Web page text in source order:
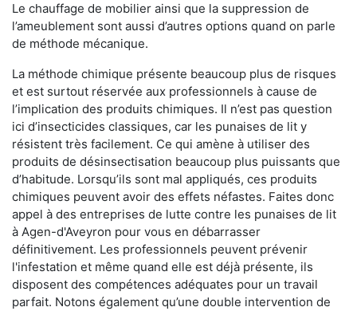
Le chauffage de mobilier ainsi que la suppression de
l’ameublement sont aussi d’autres options quand on parle
de méthode mécanique.
La méthode chimique présente beaucoup plus de risques
et est surtout réservée aux professionnels à cause de
l’implication des produits chimiques. Il n’est pas question
ici d’insecticides classiques, car les punaises de lit y
résistent très facilement. Ce qui amène à utiliser des
produits de désinsectisation beaucoup plus puissants que
d’habitude. Lorsqu’ils sont mal appliqués, ces produits
chimiques peuvent avoir des effets néfastes. Faites donc
appel à des entreprises de lutte contre les punaises de lit
à Agen-d'Aveyron pour vous en débarrasser
définitivement. Les professionnels peuvent prévenir
l'infestation et même quand elle est déjà présente, ils
disposent des compétences adéquates pour un travail
parfait. Notons également qu’une double intervention de